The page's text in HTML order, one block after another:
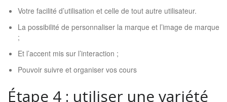
Votre facilité d’utilisation et celle de tout autre utilisateur.
La possibilité de personnaliser la marque et l’image de marque
;
Et l’accent mis sur l’interaction ;
Pouvoir suivre et organiser vos cours
Étape 4 : utiliser une variété